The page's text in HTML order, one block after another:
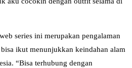
series ini merupakan pengalaman
ikut menunjukkan keindahan alam
“Bisa terhubung dengan